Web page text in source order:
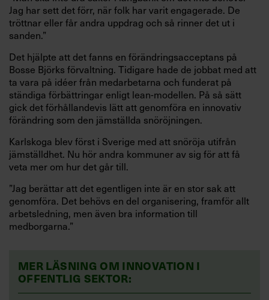
Jag har sett det förr, när folk har varit engagerade. De
tröttnar eller får andra uppdrag och så rinner det ut i
sanden.”
Det hjälpte att det fanns en förändringsacceptans på
Bosse Björks förvaltning. Tidigare hade de jobbat med att
ta vara på idéer från medarbetarna och funderat på
ständiga förbättringar enligt lean-modellen. På så sätt
gick det förhållandevis lätt att genomföra en innovativ
förändring som den jämställda snöröjningen.
Karlskoga blev först i Sverige med att snöröja utifrån
jämställdhet. Nu hör andra kommuner av sig för att få
veta mer om hur det går till.
”Jag berättar att det egentligen inte är en stor sak att
genomföra. Det behövs en del organisering, framför allt
arbetsledning, men även bra information till
medborgarna.”
MER LÄSNING OM INNOVATION I
OFFENTLIG SEKTOR: